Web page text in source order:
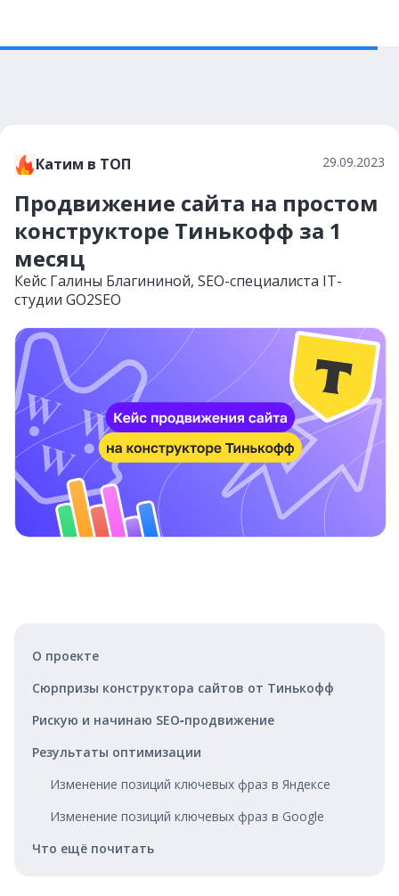
Катим в ТОП 29.09.2023
Продвижение сайта на простом
конструкторе Тинькофф за 1
месяц
Кейс Галины Благининой, SEO-специалиста IT-
студии GO2SEO
О проекте
Сюрпризы конструктора сайтов от Тинькофф
Рискую и начинаю SEO‑продвижение
Результаты оптимизации
Изменение позиций ключевых фраз в Яндексе
Изменение позиций ключевых фраз в Google
Что ещё почитать